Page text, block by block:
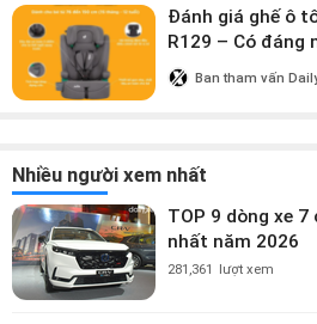
Đánh giá ghế ô
R129 – Có
triệu?
Ban tham vấn
Nhiều người xem nhất
TOP 9 dòng xe
nhất năm 2026
281,361 lượt xem